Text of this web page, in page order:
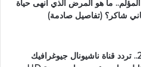
ما هو المرض الذي أنهى حياة
شاكر؟ (تفاصيل صادمة)
تحديث 2026.. تردد قناة ناشيونال جيوغرافيك